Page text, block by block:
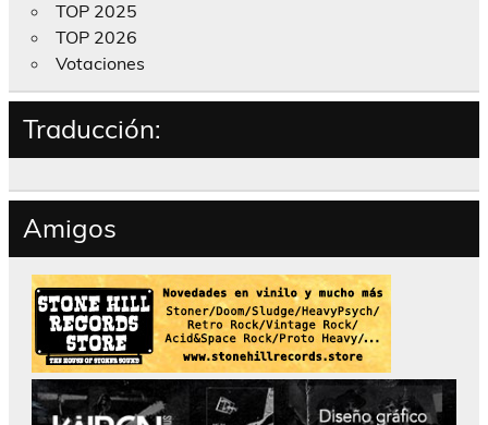
TOP 2025
TOP 2026
Votaciones
Traducción:
Amigos